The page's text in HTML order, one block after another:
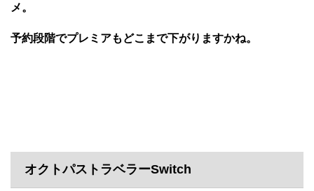
メ。
予約段階でプレミアもどこまで下がりますかね。
オクトパストラベラーSwitch